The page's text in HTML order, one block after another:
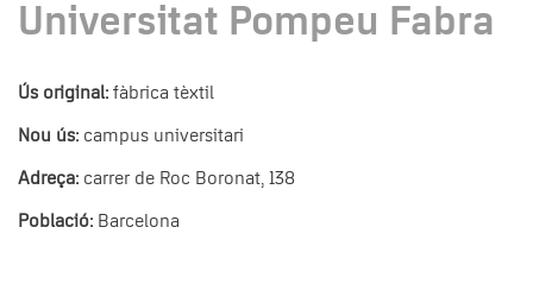
Universitat Pompeu Fabra
Ús original: fàbrica tèxtil
Nou ús: campus universitari
Adreça: carrer de Roc Boronat, 138
Població: Barcelona